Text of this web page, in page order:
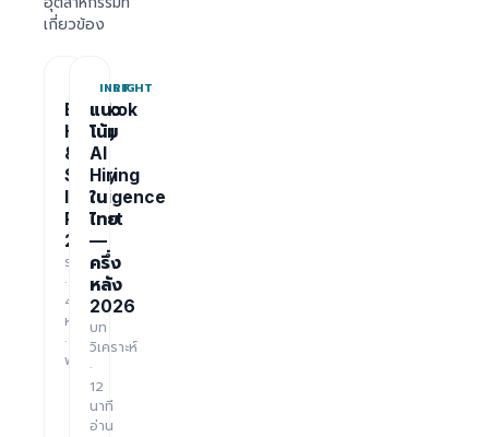
เกี่ยวข้อง
REPORT
Bangkok
Hiring
&
Salary
Intelligence
Report
2026
รายงาน
·
48
หน้า
·
ฟรี
INSIGHT
แนว
โน้ม
AI
Hiring
ใน
ไทย
—
ครึ่ง
หลัง
2026
บท
วิเคราะห์
·
12
นาที
อ่าน